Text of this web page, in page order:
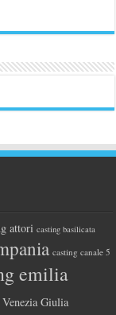
attori casting basilicata
casting canale 5
emilia
Giulia